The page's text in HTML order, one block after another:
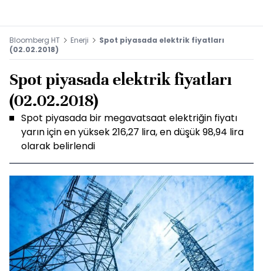
Bloomberg HT Enerji
Spot piyasada elektrik fiyatları
(02.02.2018)
Spot piyasada elektrik fiyatları
(02.02.2018)
Spot piyasada bir megavatsaat elektriğin fiyatı
yarın için en yüksek 216,27 lira, en düşük 98,94 lira
olarak belirlendi